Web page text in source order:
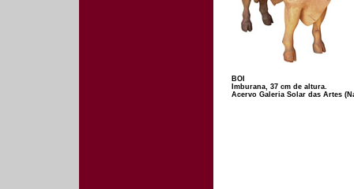
BOI
Imburana, 37 cm de altura.
Acervo Galeria Solar das Artes